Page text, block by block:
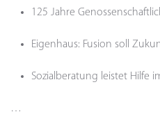
125 Jahre
Eigenhaus: Fusion soll
Sozialberatung leistet Hilfe
…